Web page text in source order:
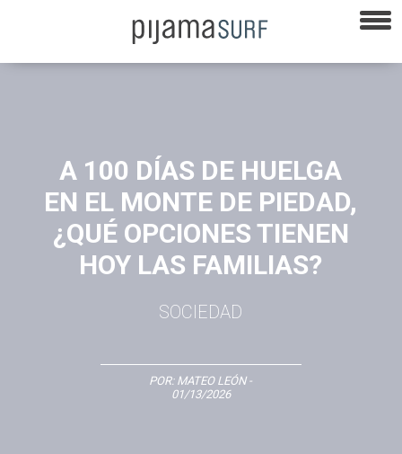
A 100 DÍAS DE HUELGA
EN EL MONTE DE PIEDAD,
¿QUÉ OPCIONES TIENEN
HOY LAS FAMILIAS?
SOCIEDAD
POR: MATEO LEÓN-
01/13/2026